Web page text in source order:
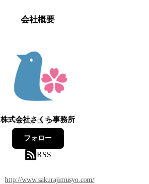
会社概要
株式会社さくら事務所
5フォロワー
フォロー
RSS
http://www.sakurajimusyo.com/